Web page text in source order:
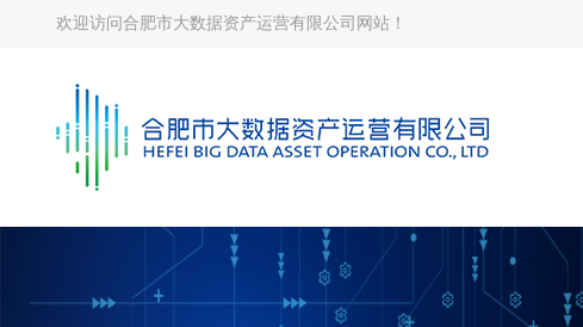
欢迎访问合肥市大数据资产运营有限公司网站！